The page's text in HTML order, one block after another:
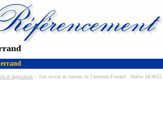
et législation > Site avocat au barreau de Clermont-Ferrand : Maître MOREL